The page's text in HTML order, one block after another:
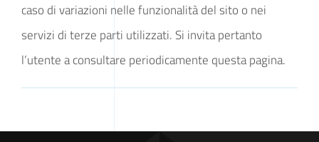
caso di variazioni nelle funzionalità del sito o nei
servizi di terze parti utilizzati. Si invita pertanto
l’utente a consultare periodicamente questa pagina.